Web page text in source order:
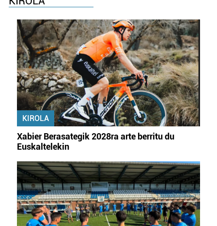
KIROLA
Xabier Berasategik 2028ra arte berritu du
Euskaltelekin